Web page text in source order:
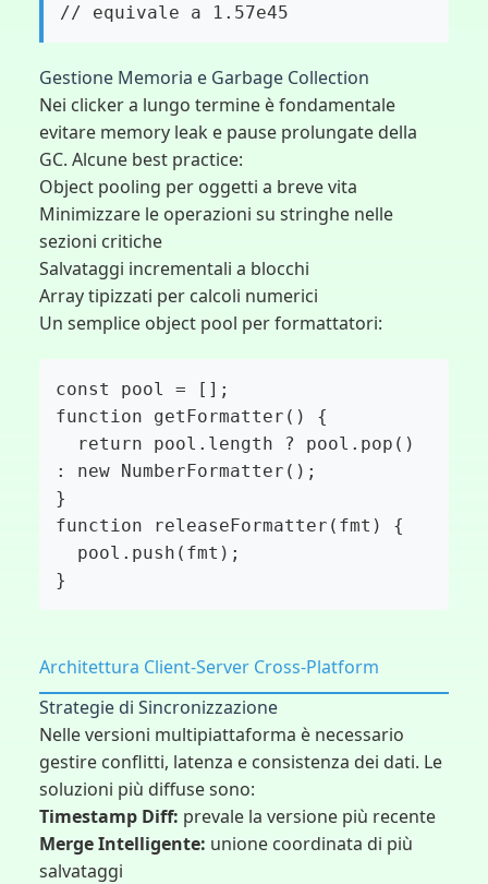
// equivale a 1.57e45
Gestione Memoria e Garbage Collection
Nei clicker a lungo termine è fondamentale
evitare memory leak e pause prolungate della
GC. Alcune best practice:
Object pooling per oggetti a breve vita
Minimizzare le operazioni su stringhe nelle
sezioni critiche
Salvataggi incrementali a blocchi
Array tipizzati per calcoli numerici
Un semplice object pool per formattatori:
const pool = [];
function getFormatter() {
: new NumberFormatter();
}
function releaseFormatter(fmt) {
}
Architettura Client-Server Cross-Platform
Strategie di Sincronizzazione
Nelle versioni multipiattaforma è necessario
gestire conflitti, latenza e consistenza dei dati. Le
soluzioni più diffuse sono:
Timestamp Diff: prevale la versione più recente
Merge Intelligente: unione coordinata di più
salvataggi